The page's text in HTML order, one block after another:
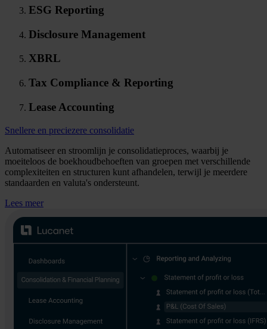
ESG Reporting
Disclosure Management
XBRL
Tax Compliance & Reporting
Lease Accounting
Snellere en preciezere consolidatie
Automatiseer en stroomlijn je consolidatieproces, waarbij je
moeiteloos de boekhoudbehoeften van groepen met verschillende
complexiteiten en structuren kunt afhandelen, terwijl je meerdere
standaarden en valuta's ondersteunt.
Lees meer